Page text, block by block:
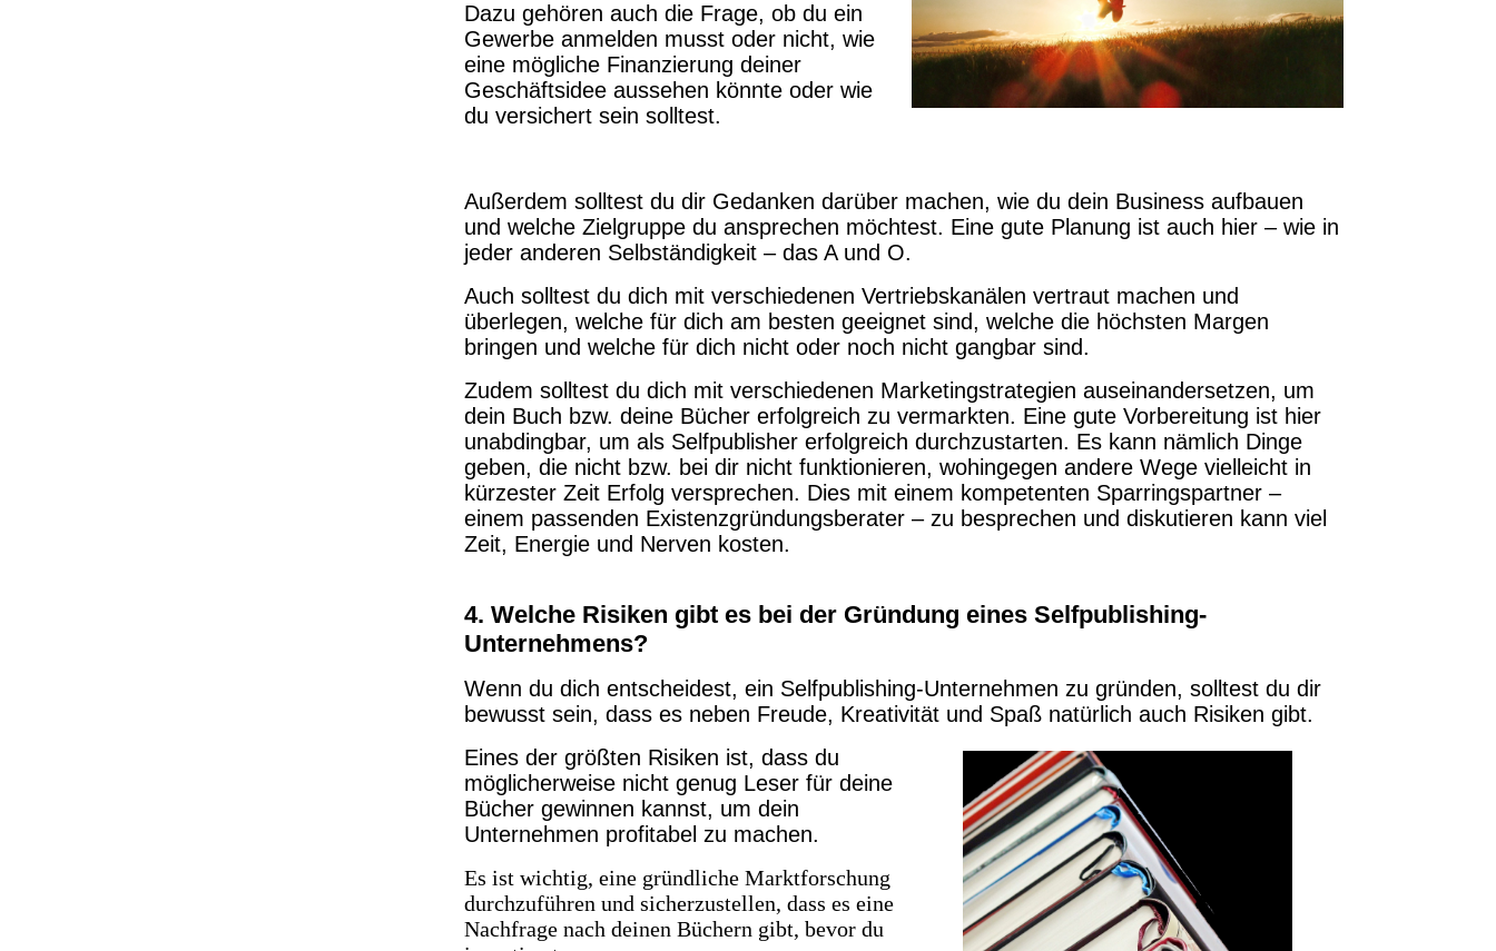
Dazu gehören auch die Frage, ob du ein
Gewerbe anmelden musst oder nicht, wie
eine mögliche Finanzierung deiner
Geschäftsidee aussehen könnte oder wie
du versichert sein solltest.
Außerdem solltest du dir Gedanken darüber machen, wie du dein Business aufbauen
und welche Zielgruppe du ansprechen möchtest. Eine gute Planung ist auch hier – wie in
jeder anderen Selbständigkeit – das A und O.
Auch solltest du dich mit verschiedenen Vertriebskanälen vertraut machen und
überlegen, welche für dich am besten geeignet sind, welche die höchsten Margen
bringen und welche für dich nicht oder noch nicht gangbar sind.
Zudem solltest du dich mit verschiedenen Marketingstrategien auseinandersetzen, um
dein Buch bzw. deine Bücher erfolgreich zu vermarkten. Eine gute Vorbereitung ist hier
unabdingbar, um als Selfpublisher erfolgreich durchzustarten. Es kann nämlich Dinge
geben, die nicht bzw. bei dir nicht funktionieren, wohingegen andere Wege vielleicht in
kürzester Zeit Erfolg versprechen. Dies mit einem kompetenten Sparringspartner –
einem passenden Existenzgründungsberater – zu besprechen und diskutieren kann viel
Zeit, Energie und Nerven kosten.
4. Welche Risiken gibt es bei der Gründung eines Selfpublishing-
Unternehmens?
Wenn du dich entscheidest, ein Selfpublishing-Unternehmen zu gründen, solltest du dir
bewusst sein, dass es neben Freude, Kreativität und Spaß natürlich auch Risiken gibt.
Eines der größten Risiken ist, dass du
möglicherweise nicht genug Leser für deine
Bücher gewinnen kannst, um dein
Unternehmen profitabel zu machen.
Es ist wichtig, eine gründliche Marktforschung
durchzuführen und sicherzustellen, dass es eine
Nachfrage nach deinen Büchern gibt, bevor du